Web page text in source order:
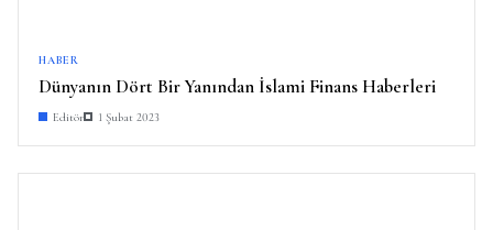
HABER
Dünyanın Dört Bir Yanından İslami Finans Haberleri
Editör 1 Şubat 2023